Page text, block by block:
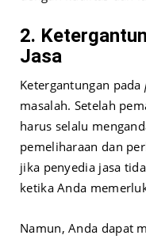
2.
Jasa
Ketergantungan pada
masalah. Setelah
harus selalu
pemeliharaan dan
jika penyedia jasa
ketika Anda
Namun, Anda dapat